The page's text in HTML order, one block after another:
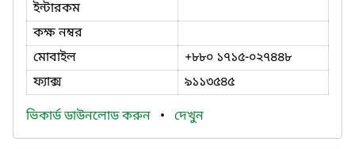
ইন্টারকম
কক্ষ নম্বর
মোবাইল
+৮৮০ ১৭১৫-০২৭৪৪৮
ফ্যাক্স
৯১১৩৫৪৫
ভিকার্ড ডাউনলোড করুন • দেখুন